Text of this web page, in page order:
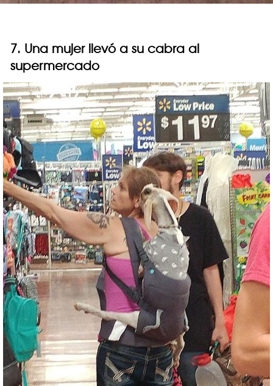
7. Una mujer llevó a su cabra al
supermercado